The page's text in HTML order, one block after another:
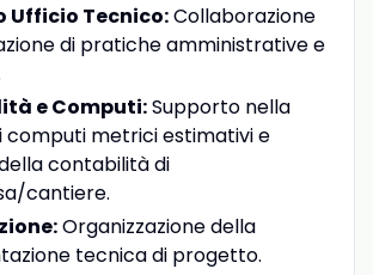
Ufficio Tecnico:Collaborazione
di pratiche amministrative e
e Computi:Supporto nella
computi metrici estimativi e
contabilità di
cantiere.
Organizzazione della
tecnica di progetto.